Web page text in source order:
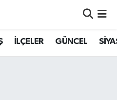
İLÇELER GÜNCEL